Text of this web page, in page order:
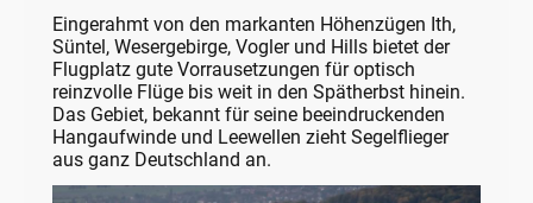
Eingerahmt von den markanten Höhenzügen Ith,
Süntel, Wesergebirge, Vogler und Hills bietet der
Flugplatz gute Vorrausetzungen für optisch
reinzvolle Flüge bis weit in den Spätherbst hinein.
Das Gebiet, bekannt für seine beeindruckenden
Hangaufwinde und Leewellen zieht Segelflieger
aus ganz Deutschland an.